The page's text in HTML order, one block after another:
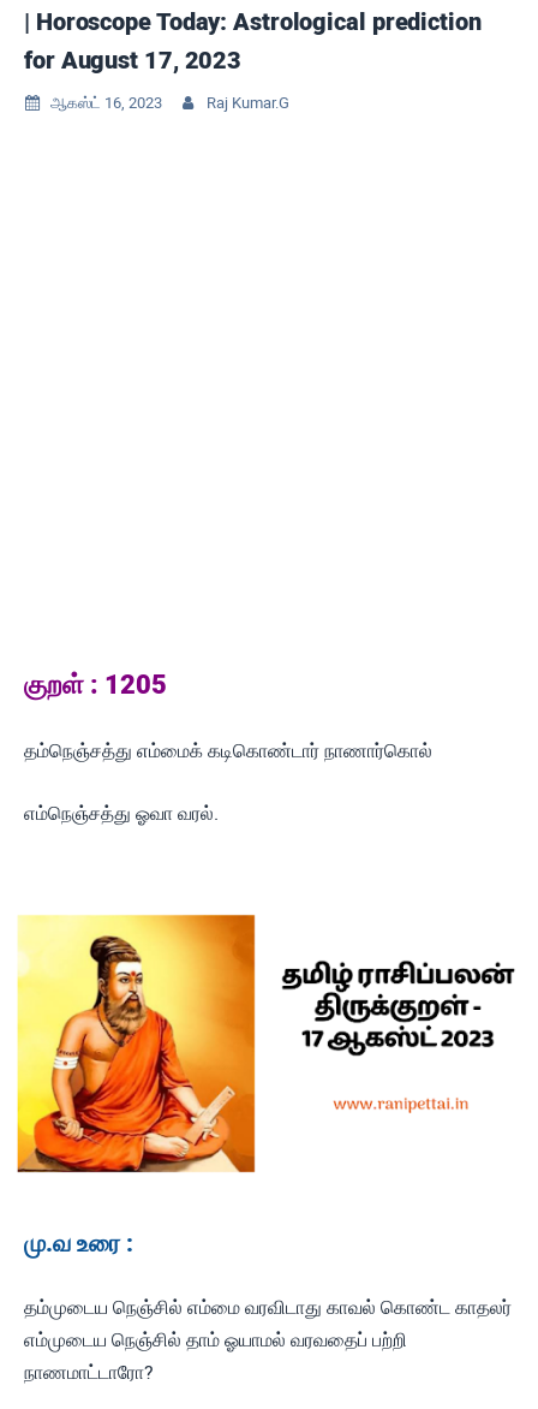
| Horoscope Today: Astrological prediction
for August 17, 2023
 ஆகஸ்ட் 16, 2023  Raj Kumar.G
குறள் : 1205
தம்நெஞ்சத்து எம்மைக் கடிகொண்டார் நாணார்கொல்
எம்நெஞ்சத்து ஓவா வரல்.
மு.வ உரை :
தம்முடைய நெஞ்சில் எம்மை வரவிடாது காவல் கொண்ட காதலர்
எம்முடைய நெஞ்சில் தாம் ஓயாமல் வரவதைப் பற்றி
நாணமாட்டாரோ?